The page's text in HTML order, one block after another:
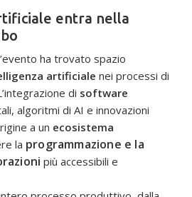
entra nella
ha trovato spazio
artificiale nei processi di
di software
algoritmi di AI e innovazioni
a un ecosistema
la programmazione e la
più accessibili e